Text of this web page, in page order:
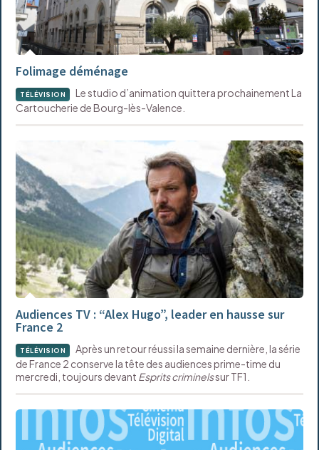
Folimage déménage
TÉLÉVISION
Le studio d’animation quittera prochainement La
Cartoucherie de Bourg-lès-Valence.
Audiences TV : “Alex Hugo”, leader en hausse sur
France 2
TÉLÉVISION
Après un retour réussi la semaine dernière, la série
de France 2 conserve la tête des audiences prime-time du
mercredi, toujours devant Esprits criminelssur TF1.